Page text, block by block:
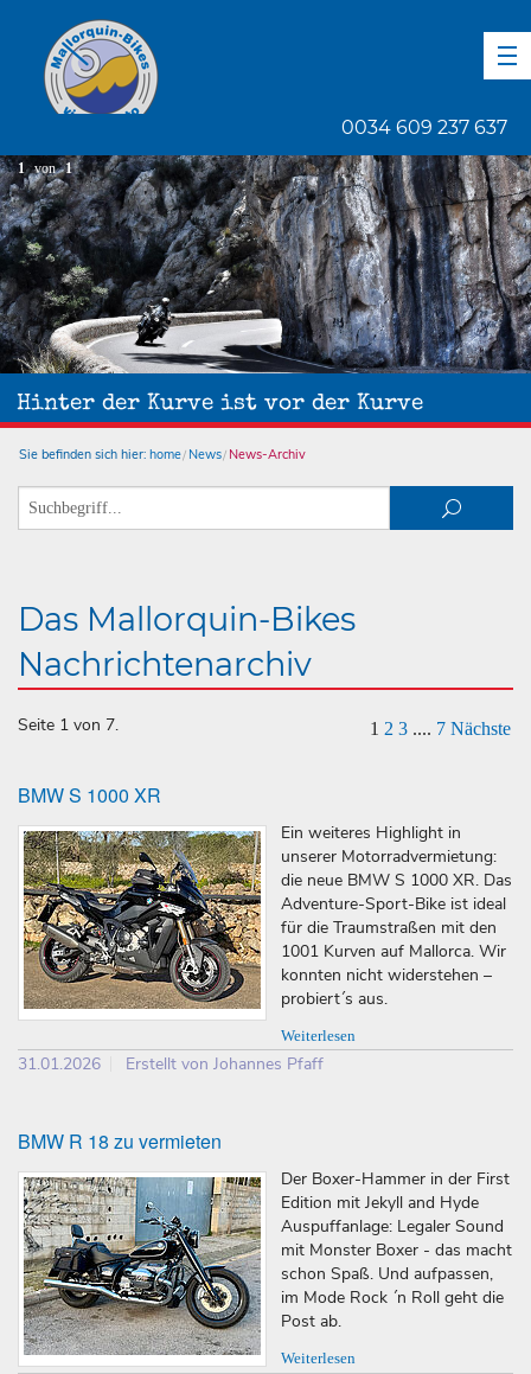
0034 609 237 637
Hinter der Kurve ist vor der Kurve
1 von 1
Sie befinden sich hier: home News News-Archiv
Das Mallorquin-Bikes
Nachrichtenarchiv
Seite 1 von 7. 1 2 3 .... 7 Nächste
BMW S 1000 XR
Ein weiteres Highlight in
unserer Motorradvermietung:
die neue BMW S 1000 XR. Das
Adventure-Sport-Bike ist ideal
für die Traumstraßen mit den
1001 Kurven auf Mallorca. Wir
konnten nicht widerstehen –
probiert´s aus.
Weiterlesen
31.01.2026 Erstellt von Johannes Pfaff
BMW R 18 zu vermieten
Der Boxer-Hammer in der First
Edition mit Jekyll and Hyde
Auspuffanlage: Legaler Sound
mit Monster Boxer - das macht
schon Spaß. Und aufpassen,
im Mode Rock ´n Roll geht die
Post ab.
Weiterlesen